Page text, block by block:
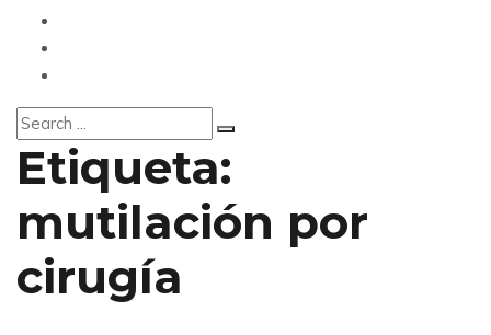
Etiqueta:
mutilación por
cirugía